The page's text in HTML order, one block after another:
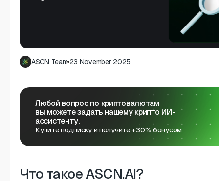
ASCN Team 23 November 2025
Любой вопрос по криптовалютам
вы можете задать нашему крипто ИИ-
ассистенту.
Купите подписку и получите +30% бонусом
Что такое ASCN.AI?